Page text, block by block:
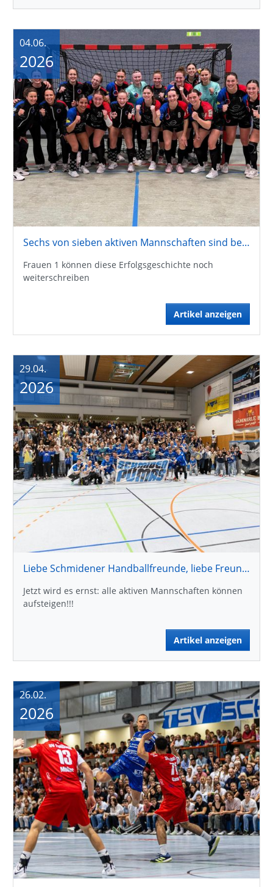
Sechs von sieben aktiven Mannschaften sind bereits aufgestiegen
Frauen 1 können diese Erfolgsgeschichte noch
weiterschreiben
Artikel anzeigen
04.06.
2026
Liebe Schmidener Handballfreunde, liebe Freundeskreismitglieder !
Jetzt wird es ernst: alle aktiven Mannschaften können
aufsteigen!!!
Artikel anzeigen
29.04.
2026
26.02.
2026